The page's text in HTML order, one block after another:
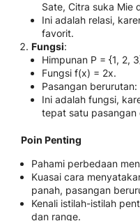
Sate, Citra suka Mie
Ini adalah relasi,
favorit.
Fungsi:
Himpunan P = {1, 2,
Fungsi f(x) = 2x.
Pasangan
Ini adalah fungsi,
tepat satu pasangan
Poin Penting
Pahami perbedaan
Kuasai cara
panah, pasangan
Kenali istilah-istilah
dan range.